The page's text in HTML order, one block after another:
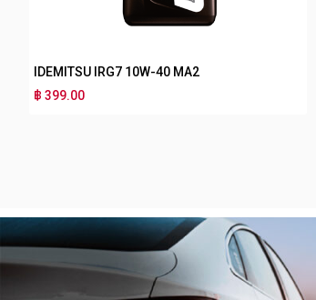
IDEMITSU IRG3 10W-30 MA2
฿ 170.00